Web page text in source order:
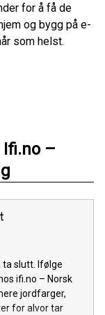
for å få de
og bygg på e-
som helst.
–
ta slutt. Ifølge
ifi.no – Norsk
jordfarger,
for alvor tar